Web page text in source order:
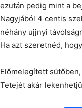
ezután pedig mint a
Nagyjából 4 centis
néhány ujjnyi
Ha azt szeretnéd,
Előmelegített
Tetejét akár